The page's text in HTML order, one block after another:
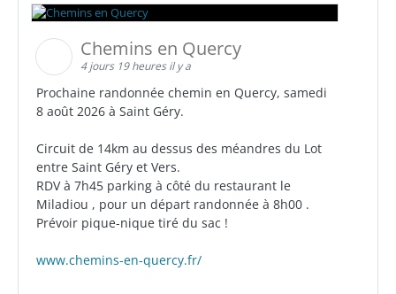
Chemins en Quercy
4 jours 19 heures il y a
Prochaine randonnée chemin en Quercy, samedi
8 août 2026 à Saint Géry.
Circuit de 14km au dessus des méandres du Lot
entre Saint Géry et Vers.
RDV à 7h45 parking à côté du restaurant le
Miladiou , pour un départ randonnée à 8h00 .
Prévoir pique-nique tiré du sac !
www.chemins-en-quercy.fr/